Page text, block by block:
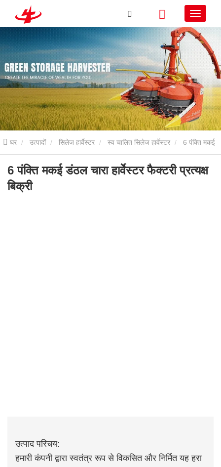
घर उत्पादों सिलेज हार्वेस्टर स्व चालित सिलेज हार्वेस्टर
डंठल चारा हार्वेस्टर फैक्टरी प्रत्यक्ष बिक्री
6 पंक्ति मकई डंठल चारा हार्वेस्टर फैक्टरी प्रत्यक्ष
बिक्री
उत्पाद परिचय:
हमारी कंपनी द्वारा स्वतंत्र रूप से विकसित और निर्मित यह हरा